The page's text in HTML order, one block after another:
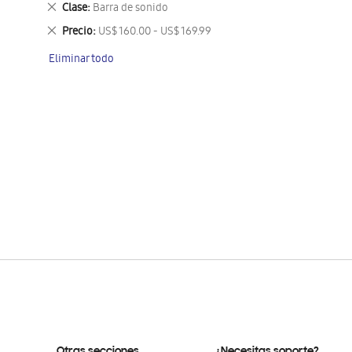
Clase Barra de sonido
Eliminar
este
artículo
Precio US$ 160.00 - US$ 169.99
Eliminar
artículo
Eliminar todo